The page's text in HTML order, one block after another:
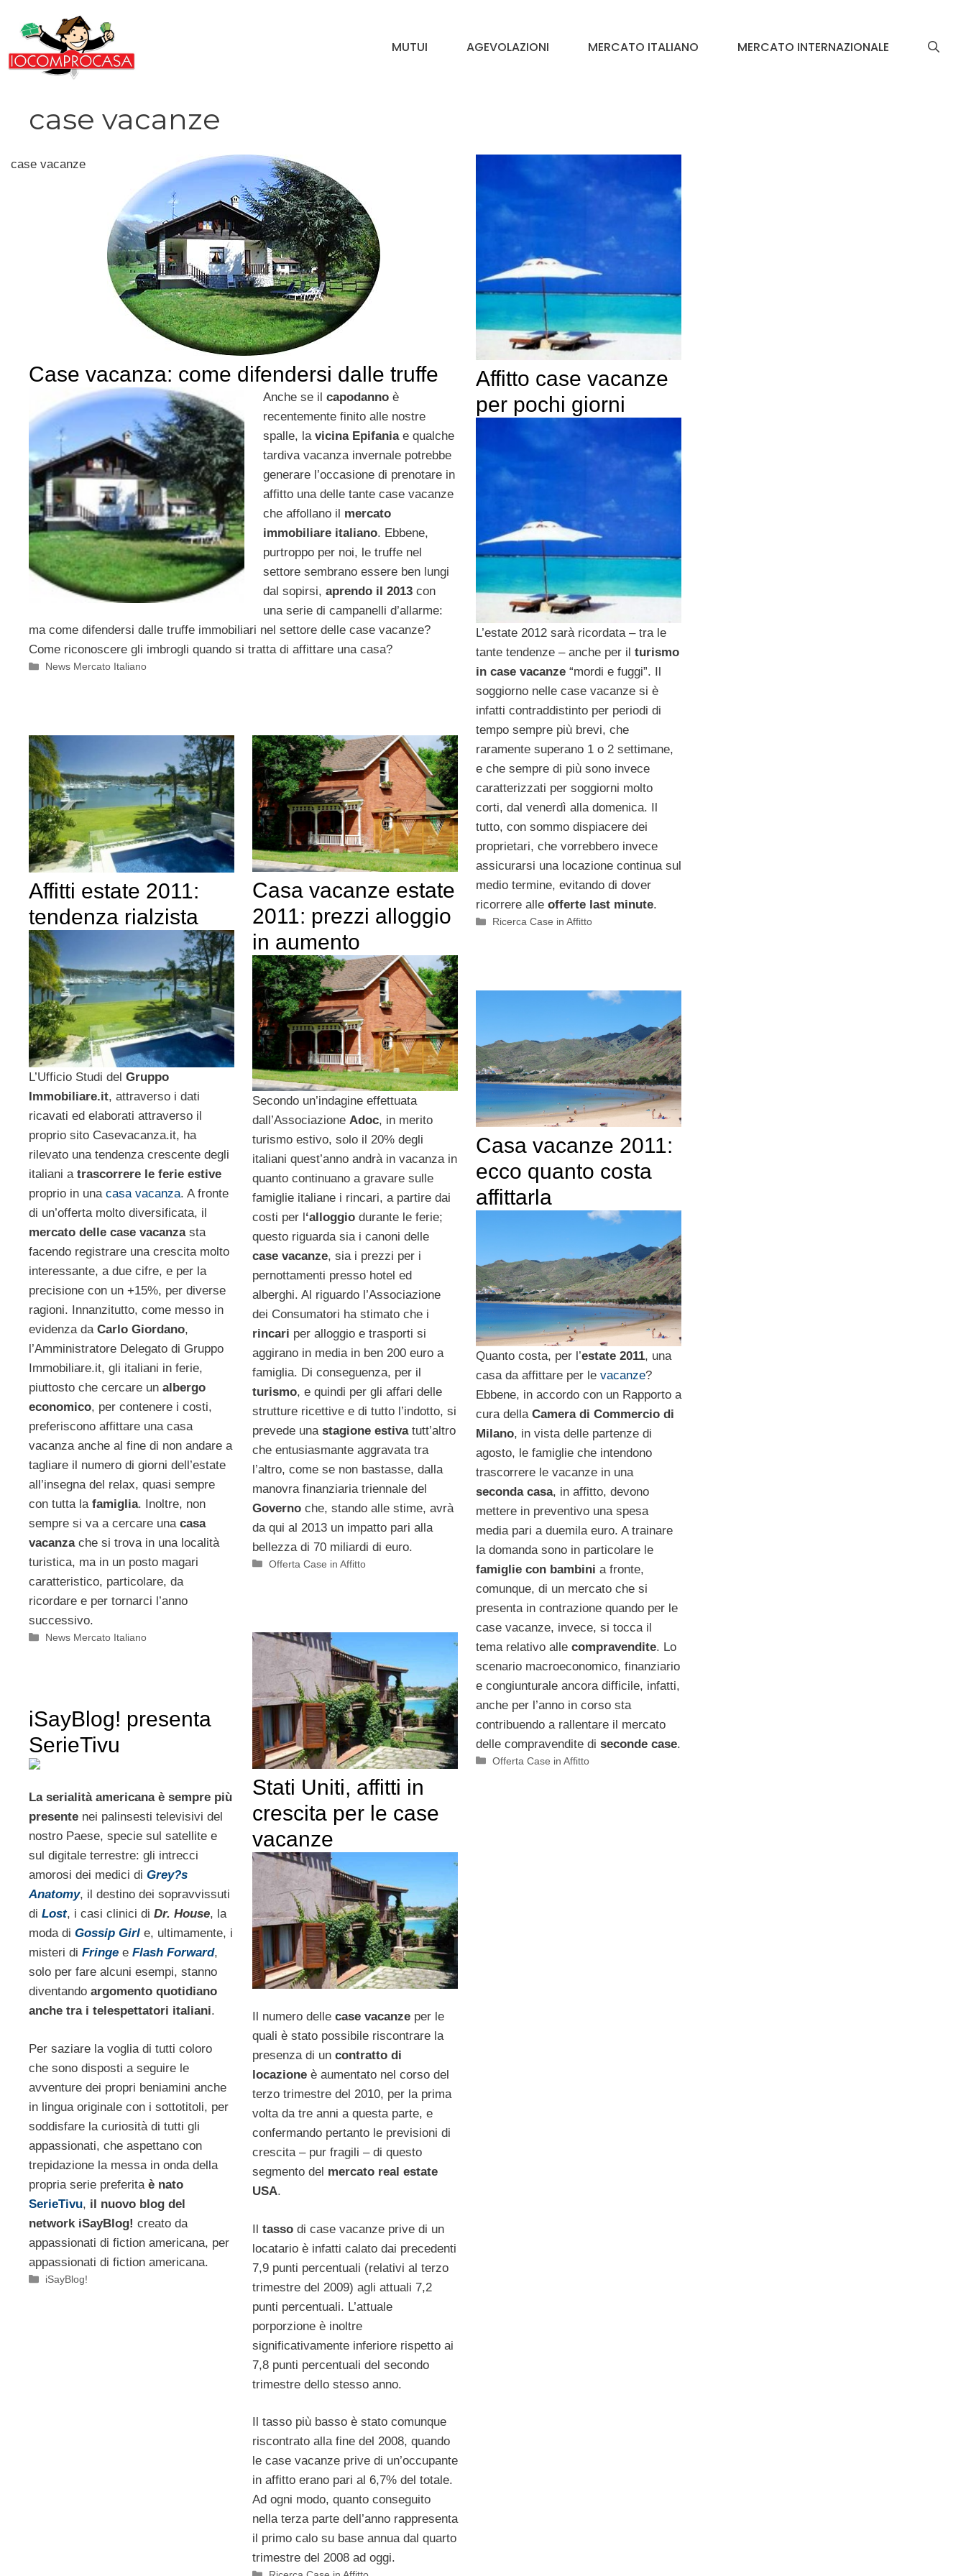
contenuto
MUTUI AGEVOLAZIONI MERCATO ITALIANO MERCATO INTERNAZIONALE
case vacanze
case vacanze
Case vacanza: come difendersi dalle truffe
Anche se il capodannoè
recentemente finito alle nostre
spalle, la vicina Epifaniae qualche
tardiva vacanza invernale potrebbe
generare l’occasione di prenotare in
affitto una delle tante case vacanze
che affollano il mercato
immobiliare italiano. Ebbene,
purtroppo per noi, le truffe nel
settore sembrano essere ben lungi
dal sopirsi, aprendo il 2013con
una serie di campanelli d’allarme:
ma come difendersi dalle truffe immobiliari nel settore delle case vacanze?
Come riconoscere gli imbrogli quando si tratta di affittare una casa?
Categorie
News Mercato Italiano
Affitto case vacanze
per pochi giorni
L’estate 2012 sarà ricordata – tra le
tante tendenze – anche per il turismo
in case vacanze“mordi e fuggi”. Il
soggiorno nelle case vacanze si è
infatti contraddistinto per periodi di
tempo sempre più brevi, che
raramente superano 1 o 2 settimane,
e che sempre di più sono invece
caratterizzati per soggiorni molto
corti, dal venerdì alla domenica. Il
tutto, con sommo dispiacere dei
proprietari, che vorrebbero invece
assicurarsi una locazione continua sul
medio termine, evitando di dover
ricorrere alle offerte last minute.
Categorie
Ricerca Case in Affitto
Affitti estate 2011:
tendenza rialzista
L’Ufficio Studi del Gruppo
Immobiliare.it, attraverso i dati
ricavati ed elaborati attraverso il
proprio sito Casevacanza.it, ha
rilevato una tendenza crescente degli
italiani a trascorrere le ferie estive
proprio in una casa vacanza. A fronte
di un’offerta molto diversificata, il
mercato delle case vacanzasta
facendo registrare una crescita molto
interessante, a due cifre, e per la
precisione con un +15%, per diverse
ragioni. Innanzitutto, come messo in
evidenza da Carlo Giordano,
l’Amministratore Delegato di Gruppo
Immobiliare.it, gli italiani in ferie,
piuttosto che cercare un albergo
economico, per contenere i costi,
preferiscono affittare una casa
vacanza anche al fine di non andare a
tagliare il numero di giorni dell’estate
all’insegna del relax, quasi sempre
con tutta la famiglia. Inoltre, non
sempre si va a cercare una casa
vacanzache si trova in una località
turistica, ma in un posto magari
caratteristico, particolare, da
ricordare e per tornarci l’anno
successivo.
Categorie
News Mercato Italiano
Casa vacanze estate
2011: prezzi alloggio
in aumento
Secondo un’indagine effettuata
dall’Associazione Adoc, in merito
turismo estivo, solo il 20% degli
italiani quest’anno andrà in vacanza in
quanto continuano a gravare sulle
famiglie italiane i rincari, a partire dai
costi per l‘alloggiodurante le ferie;
questo riguarda sia i canoni delle
case vacanze, sia i prezzi per i
pernottamenti presso hotel ed
alberghi. Al riguardo l’Associazione
dei Consumatori ha stimato che i
rincari per alloggio e trasporti si
aggirano in media in ben 200 euro a
famiglia. Di conseguenza, per il
turismo, e quindi per gli affari delle
strutture ricettive e di tutto l’indotto, si
prevede una stagione estivatutt’altro
che entusiasmante aggravata tra
l’altro, come se non bastasse, dalla
manovra finanziaria triennale del
Governoche, stando alle stime, avrà
da qui al 2013 un impatto pari alla
bellezza di 70 miliardi di euro.
Categorie
Offerta Case in Affitto
Casa vacanze 2011:
ecco quanto costa
affittarla
Quanto costa, per l’estate 2011, una
casa da affittare per le vacanze?
Ebbene, in accordo con un Rapporto a
cura della Camera di Commercio di
Milano, in vista delle partenze di
agosto, le famiglie che intendono
trascorrere le vacanze in una
seconda casa, in affitto, devono
mettere in preventivo una spesa
media pari a duemila euro. A trainare
la domanda sono in particolare le
famiglie con bambini a fronte,
comunque, di un mercato che si
presenta in contrazione quando per le
case vacanze, invece, si tocca il
tema relativo allecompravendite. Lo
scenario macroeconomico, finanziario
e congiunturale ancora difficile, infatti,
anche per l’anno in corso sta
contribuendo a rallentare il mercato
delle compravendite di seconde case.
Categorie
Offerta Case in Affitto
Stati Uniti, affitti in
crescita per le case
vacanze
Il numero delle case vacanzeper le
quali è stato possibile riscontrare la
presenza di un contratto di
locazioneè aumentato nel corso del
terzo trimestre del 2010, per la prima
volta da tre anni a questa parte, e
confermando pertanto le previsioni di
crescita – pur fragili – di questo
segmento del mercato real estate
USA.
Il tassodi case vacanze prive di un
locatario è infatti calato dai precedenti
7,9 punti percentuali (relativi al terzo
trimestre del 2009) agli attuali 7,2
punti percentuali. L’attuale
porporzione è inoltre
significativamente inferiore rispetto ai
7,8 punti percentuali del secondo
trimestre dello stesso anno.
Il tasso più basso è stato comunque
riscontrato alla fine del 2008, quando
le case vacanze prive di un’occupante
in affitto erano pari al 6,7% del totale.
Ad ogni modo, quanto conseguito
nella terza parte dell’anno rappresenta
il primo calo su base annua dal quarto
trimestre del 2008 ad oggi.
iSayBlog! presenta
SerieTivu
La serialità americana è sempre più
presente nei palinsesti televisivi del
nostro Paese, specie sul satellite e
sul digitale terrestre: gli intrecci
amorosi dei medici di Grey?s
Anatomy, il destino dei sopravvissuti
di Lost, i casi clinici di Dr. House, la
moda di Gossip Girl e, ultimamente, i
misteri di Fringe e Flash Forward,
solo per fare alcuni esempi, stanno
diventando argomento quotidiano
anche tra i telespettatori italiani.
Per saziare la voglia di tutti coloro
che sono disposti a seguire le
avventure dei propri beniamini anche
in lingua originale con i sottotitoli, per
soddisfare la curiosità di tutti gli
appassionati, che aspettano con
trepidazione la messa in onda della
propria serie preferita è nato
SerieTivu, il nuovo blog del
network iSayBlog! creato da
appassionati di fiction americana, per
appassionati di fiction americana.
Categorie
iSayBlog!